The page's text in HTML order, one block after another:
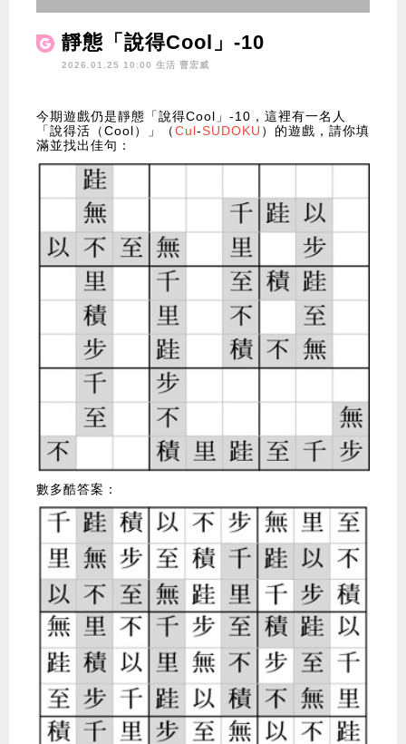
靜態「說得Cool」-10
2026.01.25 10:00 生活 曹宏威
今期遊戲仍是靜態「說得Cool」-10，這裡有一名人
「說得活（Cool）」（Cul-SUDOKU ）的遊戲，請你填
滿並找出佳句：
數多酷答案：